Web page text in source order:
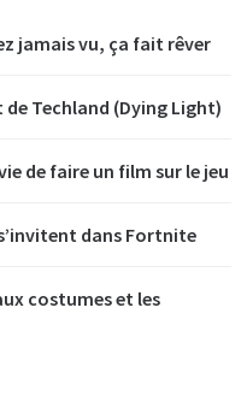
jamais vu, ça fait rêver
Techland (Dying Light)
de faire un film sur le jeu
dans Fortnite
costumes et les